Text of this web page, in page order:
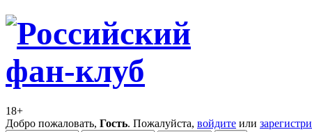
18+
Добро пожаловать, Гость. Пожалуйста, войдите или